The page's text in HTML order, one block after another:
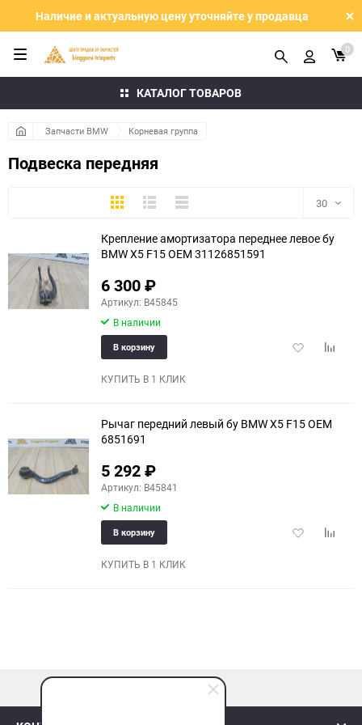
Наличие и актуальную цену уточняйте у продавца
КАТАЛОГ ТОВАРОВ
0
Запчасти BMW Корневая группа
Подвеска передняя
ПлиткаПодробноКомпактно 30
30
150
Крепление амортизатора переднее левое бу
BMW X5 F15 OEM 31126851591
6 300₽
Артикул: B45845
В наличии
Добавить
В корзину
КУПИТЬ В 1 КЛИК
Рычаг передний левый бу BMW X5 F15 OEM
6851691
5 292₽
Артикул: B45841
В наличии
Добавить
В корзину
КУПИТЬ В 1 КЛИК